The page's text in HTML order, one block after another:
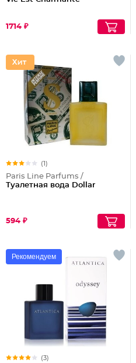
1714 ₽
(1)
Paris Line Parfums /
Туалетная вода Dollar
594 ₽
Рекомендуем
(3)